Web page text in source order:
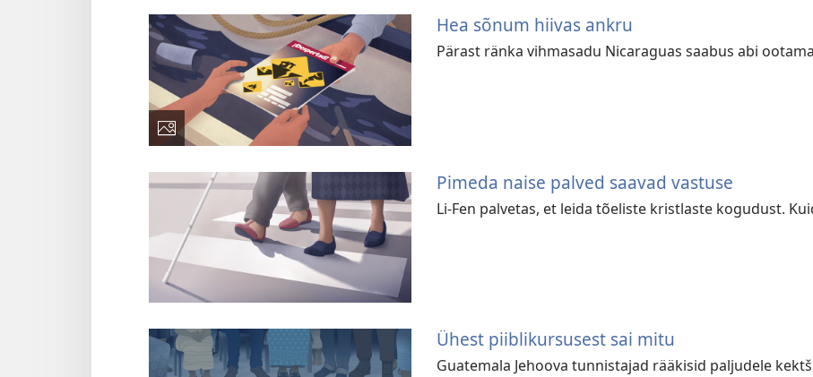
Hea sõnum hiivas ankru
Pärast ränka vihmasadu Nicaraguas saabus abi
Pimeda naise palved saavad vastuse
Li-Fen palvetas, et leida tõeliste kristlaste kogudust.
Ühest piiblikursusest sai mitu
Guatemala Jehoova tunnistajad rääkisid paljudele